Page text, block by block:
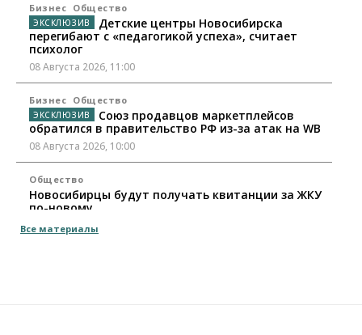
Бизнес Общество
Детские центры Новосибирска
перегибают с «педагогикой успеха», считает
психолог
08 Августа 2026, 11:00
Бизнес Общество
Союз продавцов маркетплейсов
обратился в правительство РФ из-за атак на WB
08 Августа 2026, 10:00
Общество
Новосибирцы будут получать квитанции за ЖКУ
по-новому
08 Августа 2026, 09:00
Все материалы